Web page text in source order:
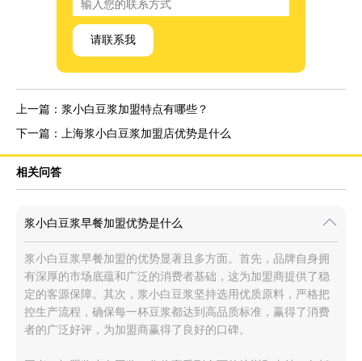
请联系我
上一篇：浆小白豆浆加盟特点有哪些？
下一篇：上海浆小白豆浆加盟店优势是什么
相关问答
浆小白豆浆早餐加盟优势是什么
浆小白豆浆早餐加盟的优势显著且多方面。首先，品牌自身拥
有深厚的市场底蕴和广泛的消费者基础，这为加盟商提供了稳
定的客源保障。其次，浆小白豆浆坚持选用优质原料，严格把
控生产流程，确保每一杯豆浆都达到高品质标准，赢得了消费
者的广泛好评，为加盟商赢得了良好的口碑。